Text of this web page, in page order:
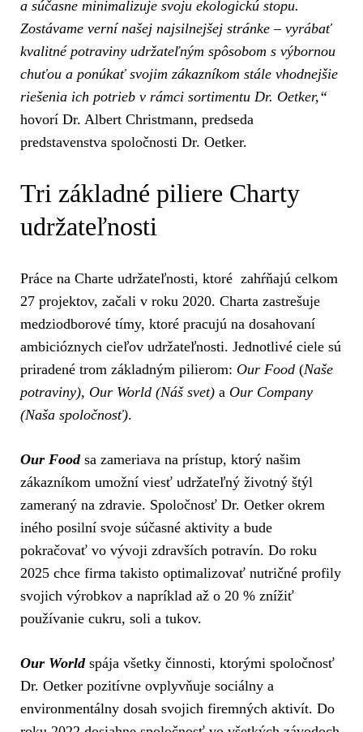
a súčasne minimalizuje svoju ekologickú stopu.
Zostávame verní našej najsilnejšej stránke – vyrábať
kvalitné potraviny udržateľným spôsobom s výbornou
chuťou a ponúkať svojim zákazníkom stále vhodnejšie
riešenia ich potrieb v rámci sortimentu Dr. Oetker,“
hovorí Dr. Albert Christmann, predseda
predstavenstva spoločnosti Dr. Oetker.
Tri základné piliere Charty
udržateľnosti
Práce na Charte udržateľnosti, ktoré zahŕňajú celkom
27 projektov, začali v roku 2020. Charta zastrešuje
medziodborové tímy, ktoré pracujú na dosahovaní
ambicióznych cieľov udržateľnosti. Jednotlivé ciele sú
priradené trom základným pilierom: Our Food (Naše
potraviny), Our World (Náš svet) a Our Company
(Naša spoločnosť).
Our Food sa zameriava na prístup, ktorý našim
zákazníkom umožní viesť udržateľný životný štýl
zameraný na zdravie. Spoločnosť Dr. Oetker okrem
iného posilní svoje súčasné aktivity a bude
pokračovať vo vývoji zdravších potravín. Do roku
2025 chce firma takisto optimalizovať nutričné profily
svojich výrobkov a napríklad až o 20 % znížiť
používanie cukru, soli a tukov.
Our World spája všetky činnosti, ktorými spoločnosť
Dr. Oetker pozitívne ovplyvňuje sociálny a
environmentálny dosah svojich firemných aktivít. Do